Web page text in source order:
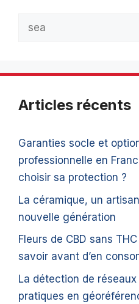
Articles récents
Garanties socle et
professionnelle en
choisir sa protection ?
La céramique, un
nouvelle génération
Fleurs de CBD sans
savoir avant d’en
La détection de
pratiques en